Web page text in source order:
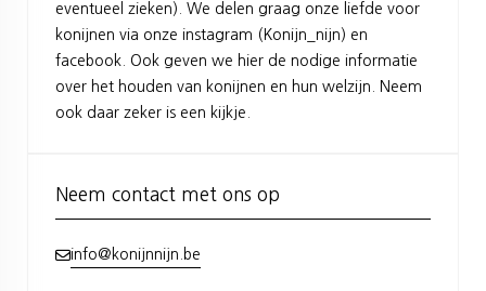
eventueel zieken). We delen graag onze liefde voor
konijnen via onze instagram (Konijn_nijn) en
facebook. Ook geven we hier de nodige informatie
over het houden van konijnen en hun welzijn. Neem
ook daar zeker is een kijkje.
Neem contact met ons op
info@konijnnijn.be